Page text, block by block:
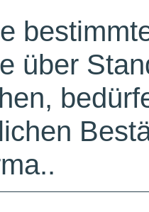
über